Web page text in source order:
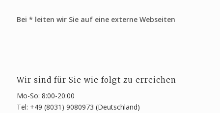
Bei * leiten wir Sie auf eine externe Webseiten
Wir sind für Sie wie folgt zu erreichen
Mo-So: 8:00-20:00
Tel: +49 (8031) 9080973 (Deutschland)